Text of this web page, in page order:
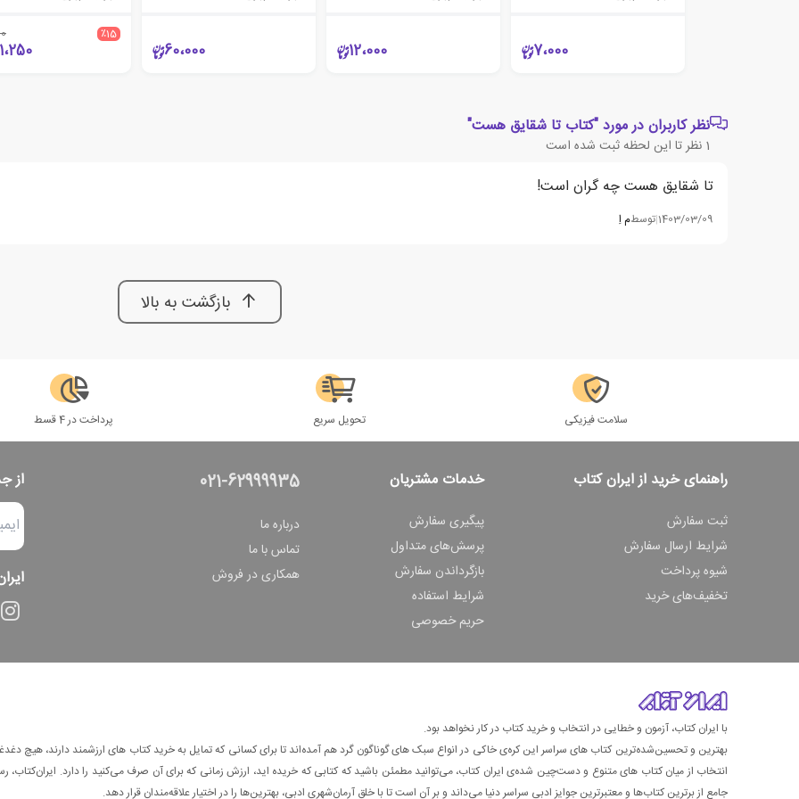
7،000 12،000 60،000
٪15
نظر کاربران در مورد "کتاب تا شقایق هست"
1 نظر تا این لحظه ثبت شده است
تا شقایق هست چه گران است!
1403/03/09
|توسطم اِ
بازگشت به بالا
سلامت فیزیکی تحویل سریع پرداخت در 4 قسط
راهنمای خرید از ایران کتاب
ثبت سفارش
شرایط ارسال سفارش
شیوه پرداخت
تخفیف‌های خرید
خدمات مشتریان
پیگیری سفارش
پرسش‌های متداول
بازگرداندن سفارش
شرایط استفاده
حریم خصوصی
021-62999935
درباره ما
تماس با ما
همکاری در فروش
از
با ایران کتاب، آزمون و خطایی در انتخاب و خرید کتاب در کار نخواهد بود.
بهترین و تحسین‌شده‌ترین کتاب‌ های سراسر این کره‌ی خاکی در انواع سبک های گوناگون گرد هم آمده‌اند تا برای کسانی که تمایل به خرید کتاب های ارزشمند دارند، هیچ
انتخاب از میان کتاب های متنوع و دست‌چین شده‌ی ایران کتاب، می‌توانید مطمئن باشید که کتابی که خریده اید، ارزش زمانی که برای آن صرف می‌کنید را دارد. ایران‌کتاب،
جامع از برترین کتاب‌ها و معتبرترین جوایز ادبی سراسر دنیا می‌داند و بر آن است تا با خلق آرمان‌شهری ادبی، بهترین‌ها را در اختیار علاقه‌مندان قرار دهد.